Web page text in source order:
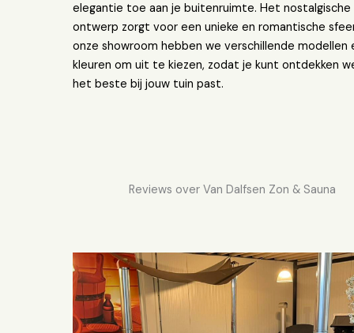
elegantie toe aan je buitenruimte. Het nostalgische
ontwerp zorgt voor een unieke en romantische
onze showroom hebben we verschillende modellen
kleuren om uit te kiezen, zodat je kunt ontdekken
het beste bij jouw tuin past.
Reviews over Van Dalfsen Zon & Sauna